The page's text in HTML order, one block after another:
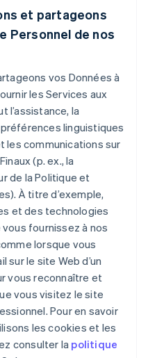
et partageons
Personnel de nos
vos Données à
les Services aux
l’assistance, la
linguistiques
les communications sur
(p. ex., la
de la Politique et
À titre d’exemple,
et des technologies
fournissez à nos
lorsque vous
le site Web d’un
vous reconnaître et
vous visitez le site
Pour en savoir
les cookies et les
consulter la politique